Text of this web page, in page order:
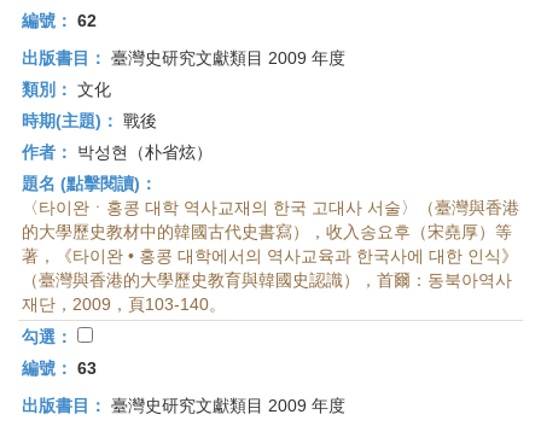
編號： 62
出版書目： 臺灣史研究文獻類目 2009 年度
類別： 文化
時期(主題)： 戰後
作者：
박성현（朴省炫）
題名 (點擊閱讀)：
〈타이완ㆍ홍콩 대학 역사교재의 한국 고대사 서술〉（臺灣與香港
的大學歷史教材中的韓國古代史書寫），收入송요후（宋堯厚）等
著，《타이완 • 홍콩 대학에서의 역사교육과 한국사에 대한 인식》
（臺灣與香港的大學歷史教育與韓國史認識），首爾：동북아역사
재단，2009，頁103-140。
勾選：
編號： 63
出版書目： 臺灣史研究文獻類目 2009 年度